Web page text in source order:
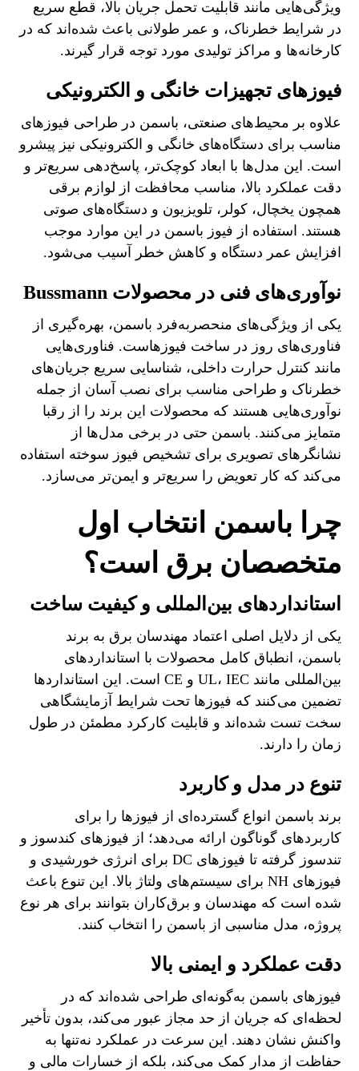
ویژگی‌هایی مانند قابلیت تحمل جریان بالا، قطع سریع
در شرایط خطرناک، و عمر طولانی باعث شده‌اند که در
کارخانه‌ها و مراکز تولیدی مورد توجه قرار گیرند.
فیوزهای تجهیزات خانگی و الکترونیکی
علاوه بر محیط‌های صنعتی، باسمن در طراحی فیوزهای
مناسب برای دستگاه‌های خانگی و الکترونیکی نیز پیشرو
است. این مدل‌ها با ابعاد کوچک‌تر، پاسخ‌دهی سریع‌تر و
دقت عملکرد بالا، مناسب محافظت از لوازم برقی
همچون یخچال، کولر، تلویزیون و دستگاه‌های صوتی
هستند. استفاده از فیوز باسمن در این موارد موجب
افزایش عمر دستگاه و کاهش خطر آسیب می‌شود.
نوآوری‌های فنی در محصولات Bussmann
یکی از ویژگی‌های منحصربه‌فرد باسمن، بهره‌گیری از
فناوری‌های روز در ساخت فیوزهاست. فناوری‌هایی
مانند کنترل حرارت داخلی، شناسایی سریع جریان‌های
خطرناک و طراحی مناسب برای نصب آسان از جمله
نوآوری‌هایی هستند که محصولات این برند را از رقبا
متمایز می‌کنند. باسمن حتی در برخی مدل‌ها از
نشانگرهای تصویری برای تشخیص فیوز سوخته استفاده
می‌کند که کار تعویض را سریع‌تر و ایمن‌تر می‌سازد.
چرا باسمن انتخاب اول
متخصصان برق است؟
استانداردهای بین‌المللی و کیفیت ساخت
یکی از دلایل اصلی اعتماد مهندسان برق به برند
باسمن، انطباق کامل محصولات با استانداردهای
بین‌المللی مانند UL، IEC و CE است. این استانداردها
تضمین می‌کنند که فیوزها تحت شرایط آزمایشگاهی
سخت تست شده‌اند و قابلیت کارکرد مطمئن در طول
زمان را دارند.
تنوع در مدل و کاربرد
برند باسمن انواع گسترده‌ای از فیوزها را برای
کاربردهای گوناگون ارائه می‌دهد؛ از فیوزهای کندسوز و
تندسوز گرفته تا فیوزهای DC برای انرژی خورشیدی و
فیوزهای NH برای سیستم‌های ولتاژ بالا. این تنوع باعث
شده است که مهندسان و برق‌کاران بتوانند برای هر نوع
پروژه، مدل مناسبی از باسمن را انتخاب کنند.
دقت عملکرد و ایمنی بالا
فیوزهای باسمن به‌گونه‌ای طراحی شده‌اند که در
لحظه‌ای که جریان از حد مجاز عبور می‌کند، بدون تأخیر
واکنش نشان دهند. این سرعت در عملکرد نه‌تنها به
حفاظت از مدار کمک می‌کند، بلکه از خسارات مالی و